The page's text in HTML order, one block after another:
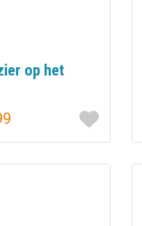
op het